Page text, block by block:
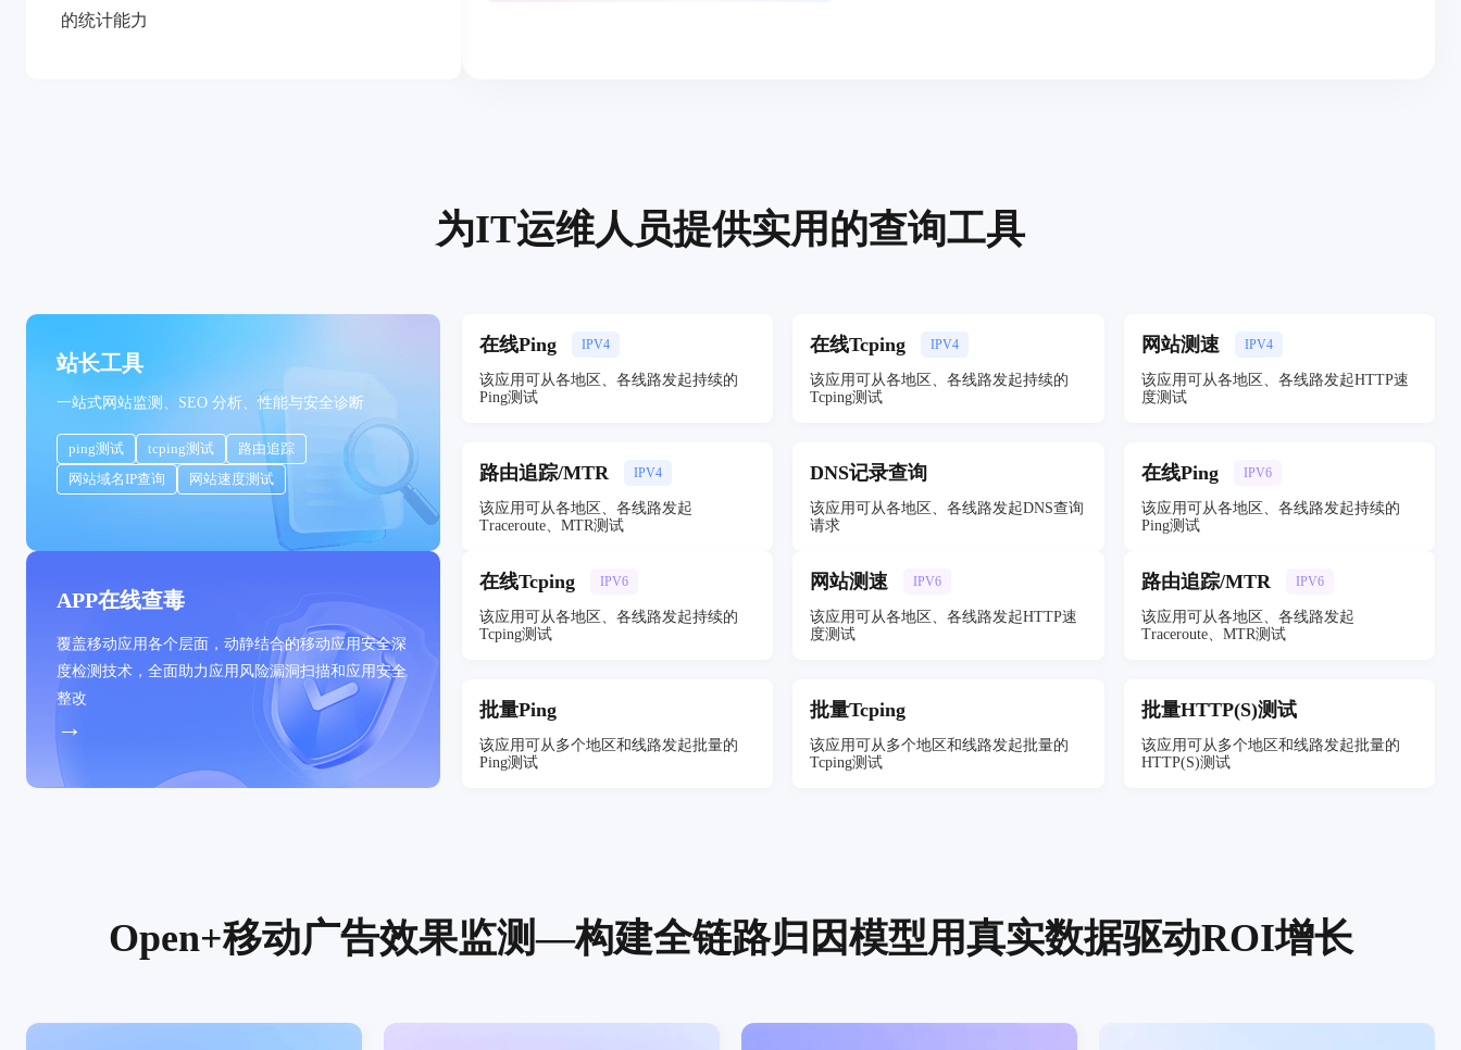
的统计能力
为IT运维人员提供实用的查询工具
站长工具
一站式网站监测、SEO 分析、性能与安全诊断
ping测试 tcping测试
路由追踪
网站域名IP查询
网站速度测试
在线Ping IPV4
该应用可从各地区、各线路发起持续的
Ping测试
在线Tcping IPV4
该应用可从各地区、各线路发起持续的
Tcping测试
网站测速 IPV4
该应用可从各地区、各线路发起HTTP速
度测试
路由追踪/MTR IPV4
该应用可从各地区、各线路发起
Traceroute、MTR测试
DNS记录查询
该应用可从各地区、各线路发起DNS查询
请求
在线Ping IPV6
该应用可从各地区、各线路发起持续的
Ping测试
APP在线查毒
覆盖移动应用各个层面，动静结合的移动应用安全深
度检测技术，全面助力应用风险漏洞扫描和应用安全
整改
→
在线Tcping IPV6
该应用可从各地区、各线路发起持续的
Tcping测试
网站测速 IPV6
该应用可从各地区、各线路发起HTTP速
度测试
路由追踪/MTR IPV6
该应用可从各地区、各线路发起
Traceroute、MTR测试
批量Ping
该应用可从多个地区和线路发起批量的
Ping测试
批量Tcping
该应用可从多个地区和线路发起批量的
Tcping测试
批量HTTP(S)测试
该应用可从多个地区和线路发起批量的
HTTP(S)测试
Open+移动广告效果监测—构建全链路归因模型用真实数据驱动ROI增长